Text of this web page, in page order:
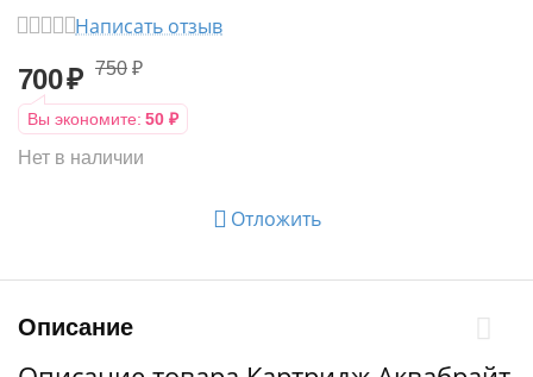
Написать отзыв
700₽ 750 ₽
Вы экономите: 50 ₽
Нет в наличии
Отложить
Описание